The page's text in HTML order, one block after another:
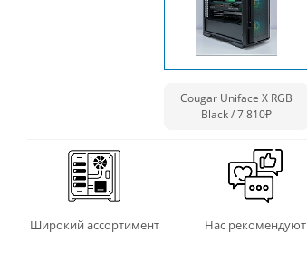
Cougar Uniface X RGB
Black / 7 810₽
Широкий ассортимент Нас рекомендуют